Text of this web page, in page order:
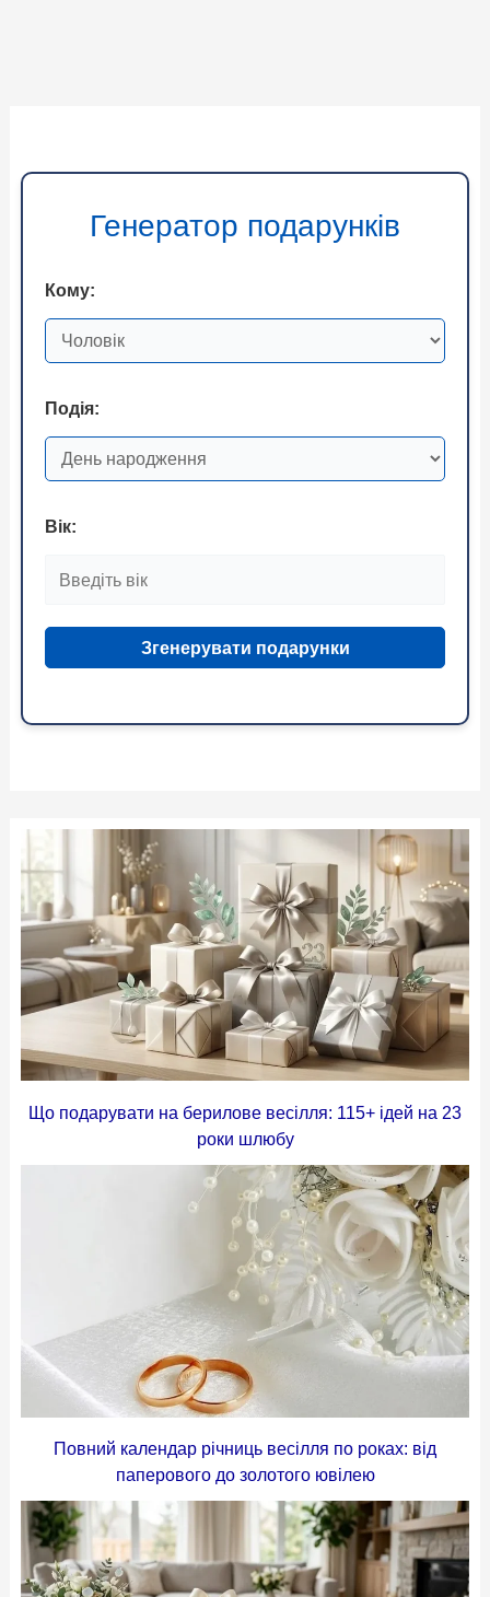
Генератор подарунків
Кому:
Подія:
Вік:
Згенерувати подарунки
Що подарувати на берилове весілля: 115+ ідей на 23
роки шлюбу
Повний календар річниць весілля по роках: від
паперового до золотого ювілею